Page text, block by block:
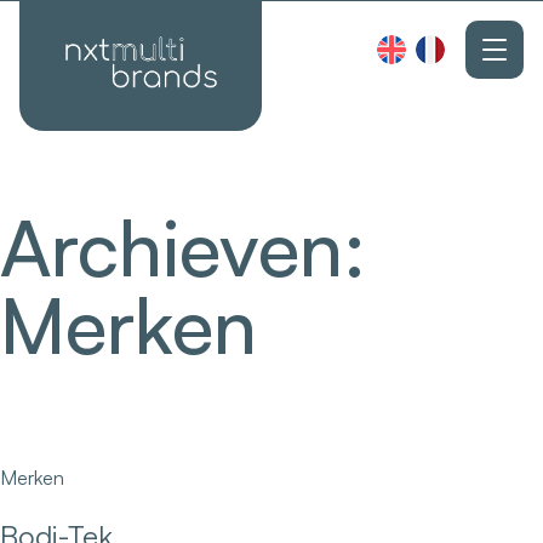
Archieven:
Merken
Merken
Bodi-Tek